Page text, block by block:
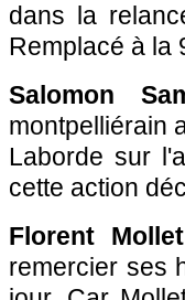
dans la
Remplacé à la
Salomon
montpelliérain
Laborde sur
cette action
Florent
remercier ses